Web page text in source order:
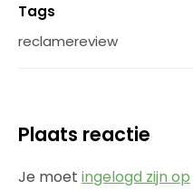
Tags
reclamereview
Plaats reactie
Je moet ingelogd zijn op